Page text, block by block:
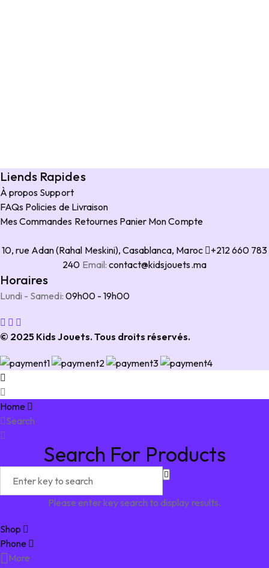
Liends Rapides
À propos Support
FAQs Policies de Livraison
Mes Commandes Retournes Panier Mon Compte
10, rue Adan (Rahal Meskini), Casablanca, Maroc
+212 660 783
240 Email: contact@kidsjouets.ma
Horaires
Lundi - Samedi: 09h00 - 19h00
© 2025 Kids Jouets. Tous droits réservés.
Home
Search
Search For Products
Please enter key search to display results.
Shop
Phone
More